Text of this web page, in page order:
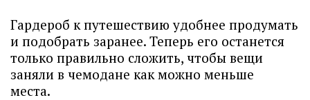
Гардероб к путешествию удобнее продумать
и подобрать заранее. Теперь его останется
только правильно сложить, чтобы вещи
заняли в чемодане как можно меньше
места.